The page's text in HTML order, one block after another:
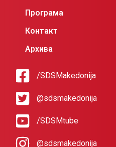
Програма
Контакт
Архива
/SDSMakedonija
@sdsmakedonija
/SDSMtube
@sdsmakedonija